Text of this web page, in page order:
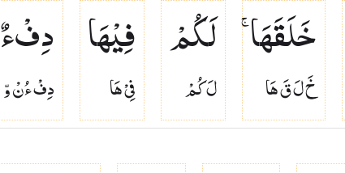
خَلَقَهَا ۚ
خَ لَ قَ هَا
لَكُمْ
لَ كُمْ
فِیْهَا
فِىْ هَا
دِفْءٌ
دِفْ ءُنْ وّ